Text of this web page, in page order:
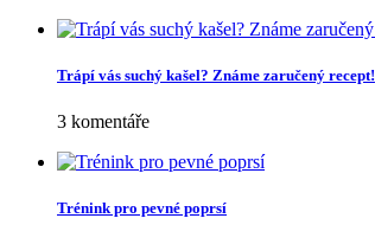
Trápí vás suchý kašel? Známe zaručený recept!
3 komentáře
Trénink pro pevné poprsí